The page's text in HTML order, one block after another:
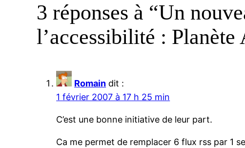
3 réponses à “Un
l’accessibilité : Planète
Romain dit :
1 février 2007 à 17 h 25 min
C’est une bonne initiative de leur part.
Ca me permet de remplacer 6 flux rss par 1